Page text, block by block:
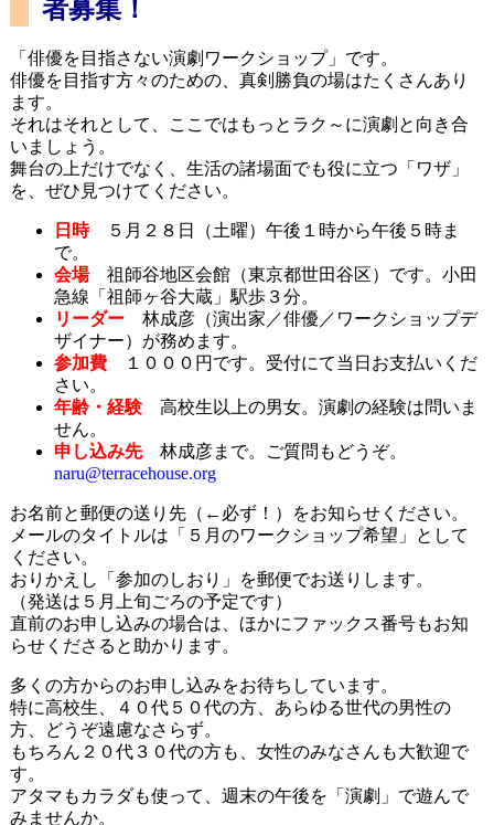
者募集！
「俳優を目指さない演劇ワークショップ」です。
俳優を目指す方々のための、真剣勝負の場はたくさんあり
ます。
それはそれとして、ここではもっとラク～に演劇と向き合
いましょう。
舞台の上だけでなく、生活の諸場面でも役に立つ「ワザ」
を、ぜひ見つけてください。
日時５月２８日（土曜）午後１時から午後５時ま
で。
会場祖師谷地区会館（東京都世田谷区）です。小田
急線「祖師ヶ谷大蔵」駅歩３分。
リーダー林成彦（演出家／俳優／ワークショップデ
ザイナー）が務めます。
参加費１０００円です。受付にて当日お支払いくだ
さい。
年齢・経験高校生以上の男女。演劇の経験は問いま
せん。
申し込み先林成彦まで。ご質問もどうぞ。
naru@terracehouse.org
お名前と郵便の送り先（←必ず！）をお知らせください。
メールのタイトルは「５月のワークショップ希望」として
ください。
おりかえし「参加のしおり」を郵便でお送りします。
（発送は５月上旬ごろの予定です）
直前のお申し込みの場合は、ほかにファックス番号もお知
らせくださると助かります。
多くの方からのお申し込みをお待ちしています。
特に高校生、４０代５０代の方、あらゆる世代の男性の
方、どうぞ遠慮なさらず。
もちろん２０代３０代の方も、女性のみなさんも大歓迎で
す。
アタマもカラダも使って、週末の午後を「演劇」で遊んで
みませんか。